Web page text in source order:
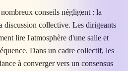
conseils négligent : la
collective. Les dirigeants
lire l'atmosphère d'une salle et
Dans un cadre collectif, les
à converger vers un consensus